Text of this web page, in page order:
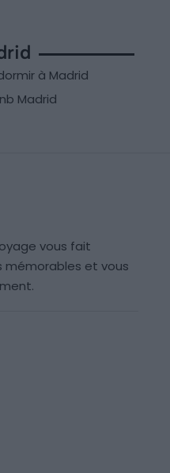
à Madrid
Madrid
vous fait
mémorables et vous